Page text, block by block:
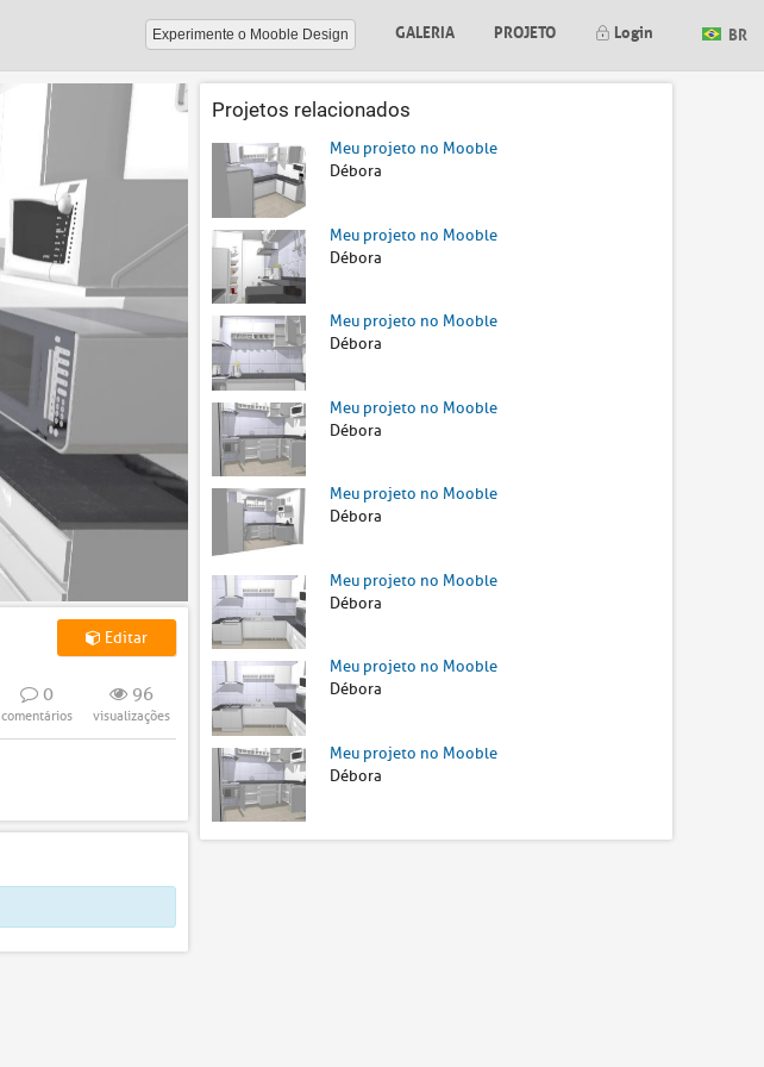
Experimente o Mooble Design GALERIA PROJETO Login BR
Editar
0
comentários
96
visualizações
Projetos relacionados
Meu projeto no Mooble
Débora
Meu projeto no Mooble
Débora
Meu projeto no Mooble
Débora
Meu projeto no Mooble
Débora
Meu projeto no Mooble
Débora
Meu projeto no Mooble
Débora
Meu projeto no Mooble
Débora
Meu projeto no Mooble
Débora